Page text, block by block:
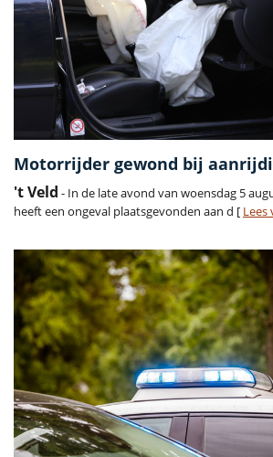
Motorrijder gewond bij
't Veld - In de late avond van woensdag 5
heeft een ongeval plaatsgevonden aan d [ Lees